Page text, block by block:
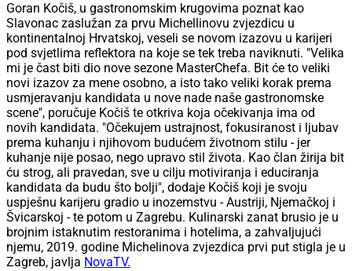
Goran Kočiš, u gastronomskim krugovima poznat kao
Slavonac zaslužan za prvu Michellinovu zvjezdicu u
kontinentalnoj Hrvatskoj, veseli se novom izazovu u karijeri
pod svjetlima reflektora na koje se tek treba naviknuti. "Velika
mi je čast biti dio nove sezone MasterChefa. Bit će to veliki
novi izazov za mene osobno, a isto tako veliki korak prema
usmjeravanju kandidata u nove nade naše gastronomske
scene", poručuje Kočiš te otkriva koja očekivanja ima od
novih kandidata. "Očekujem ustrajnost, fokusiranost i ljubav
prema kuhanju i njihovom budućem životnom stilu - jer
kuhanje nije posao, nego upravo stil života. Kao član žirija bit
ću strog, ali pravedan, sve u cilju motiviranja i educiranja
kandidata da budu što bolji", dodaje Kočiš koji je svoju
uspješnu karijeru gradio u inozemstvu - Austriji, Njemačkoj i
Švicarskoj - te potom u Zagrebu. Kulinarski zanat brusio je u
brojnim istaknutim restoranima i hotelima, a zahvaljujući
njemu, 2019. godine Michelinova zvjezdica prvi put stigla je u
Zagreb, javlja NovaTV.